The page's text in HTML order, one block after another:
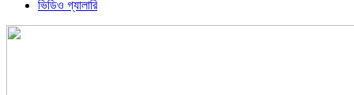
ভিডিও গ্যালারি